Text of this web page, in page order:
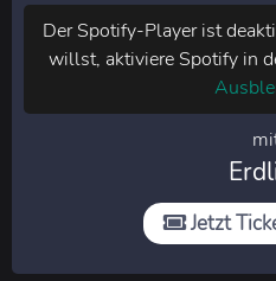
Der Spotify-Player ist
willst, aktiviere Spotify in
Jetzt